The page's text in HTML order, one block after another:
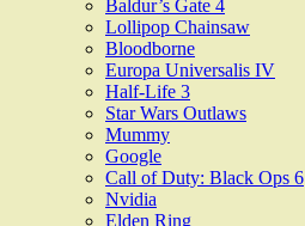
Baldur’s Gate 4
Lollipop Chainsaw
Bloodborne
Europa Universalis IV
Half-Life 3
Star Wars Outlaws
Mummy
Google
Call of Duty: Black Ops 6
Nvidia
Elden Ring